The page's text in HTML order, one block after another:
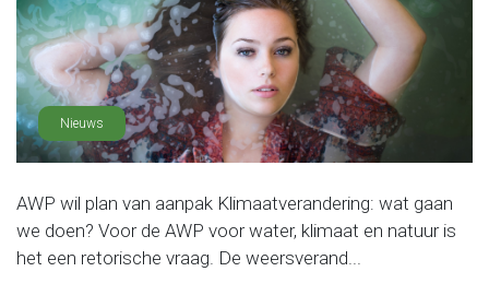
Nieuws
AWP wil plan van aanpak Klimaatverandering: wat gaan
we doen? Voor de AWP voor water, klimaat en natuur is
het een retorische vraag. De weersverand...